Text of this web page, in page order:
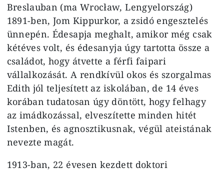
Breslauban (ma Wrocław, Lengyelország)
1891-ben, Jom Kippurkor, a zsidó engesztelés
ünnepén. Édesapja meghalt, amikor még csak
kétéves volt, és édesanyja úgy tartotta össze a
családot, hogy átvette a férfi faipari
vállalkozását. A rendkívül okos és szorgalmas
Edith jól teljesített az iskolában, de 14 éves
korában tudatosan úgy döntött, hogy felhagy
az imádkozással, elveszítette minden hitét
Istenben, és agnosztikusnak, végül ateistának
nevezte magát.
1913-ban, 22 évesen kezdett doktori